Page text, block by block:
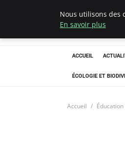
ACCUEIL
ÉCOLOGIE ET
Accueil
Nous utilisons des
En savoir plus